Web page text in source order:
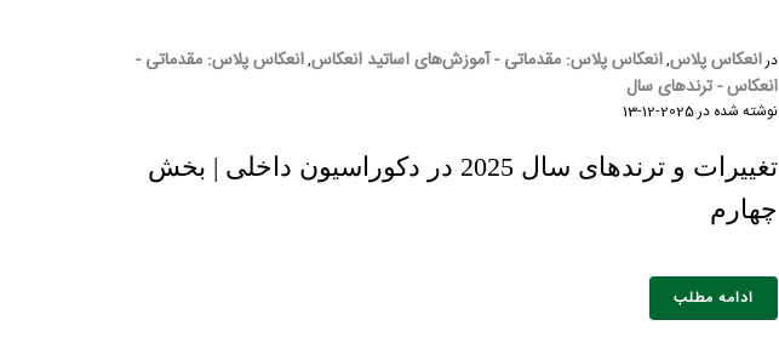
درانعکاس پلاس,انعکاس پلاس: مقدماتی - آموزش‌های اساتید انعکاس,انعکاس پلاس: مقدماتی -
انعکاس - ترندهای سال
نوشته شده در2025-12-13
تغییرات و ترندهای سال 2025 در دکوراسیون داخلی | بخش
چهارم
ادامه مطلب